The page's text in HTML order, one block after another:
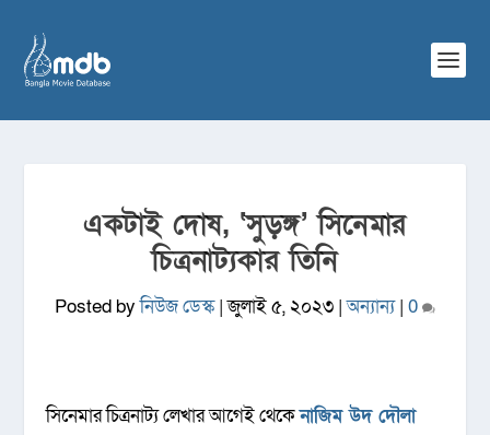
একটাই দোষ, ‘সুড়ঙ্গ’ সিনেমার
চিত্রনাট্যকার তিনি
Posted byনিউজ ডেস্ক|জুলাই ৫, ২০২৩ |অন্যান্য| 0
সিনেমার চিত্রনাট্য লেখার আগেই থেকেনাজিম উদ দৌলা